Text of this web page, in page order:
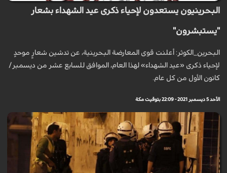
البحرينيون يستعدون لإحياء ذكرى عيد الشهداء بشعار
"يستبشرون"
البحرين_الكوثر: أعلنت قوى المعارضة البحرينية، عن تدشين شعارٍ موحدٍ
لإحياء ذكرى «عيد الشهداء» لهذا العام، الموافق للسابع عشر من ديسمبر/
كانون الأول من كل عام.
الأحد 5 ديسمبر 2021 - 22:09 بتوقيت مكة